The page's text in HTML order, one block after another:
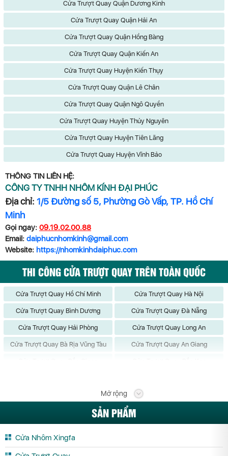
Cửa Trượt Quay Quận Dương Kinh
Cửa Trượt Quay Quận Hải An
Cửa Trượt Quay Quận Hồng Bàng
Cửa Trượt Quay Quận Kiến An
Cửa Trượt Quay Huyện Kiến Thụy
Cửa Trượt Quay Quận Lê Chân
Cửa Trượt Quay Quận Ngô Quyền
Cửa Trượt Quay Huyện Thủy Nguyên
Cửa Trượt Quay Huyện Tiên Lãng
Cửa Trượt Quay Huyện Vĩnh Bảo
THÔNG TIN LIÊN HỆ:
CÔNG TY TNHH NHÔM KÍNH ĐẠI PHÚC
Địa chỉ: 1/5 Đường số 5, Phường Gò Vấp, TP. Hồ Chí
Minh
Gọi ngay: 09.19.02.00.88
Email: daiphucnhomkinh@gmail.com
Website: https://nhomkinhdaiphuc.com
THI CÔNG CỬA TRƯỢT QUAY TRÊN TOÀN QUỐC
Cửa Trượt Quay Hồ Chí Minh Cửa Trượt Quay Hà Nội
Cửa Trượt Quay Bình Dương Cửa Trượt Quay Đà Nẵng
Cửa Trượt Quay Hải Phòng Cửa Trượt Quay Long An
Cửa Trượt Quay Bà Rịa Vũng Tàu Cửa Trượt Quay An Giang
Cửa Trượt Quay Bình Định
Cửa Trượt Quay Bình Phước Cửa Trượt Quay Bình Thuận
Cửa Trượt Quay Cao Bằng Cửa Trượt Quay Đắk Lắk
Mở rộng
SẢN PHẨM
Cửa Nhôm Xingfa